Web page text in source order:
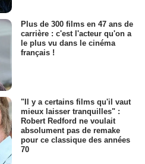
Plus de 300 films en 47 ans de
carrière : c'est l'acteur qu'on a
le plus vu dans le cinéma
français !
"Il y a certains films qu'il vaut
mieux laisser tranquilles" :
Robert Redford ne voulait
absolument pas de remake
pour ce classique des années
70